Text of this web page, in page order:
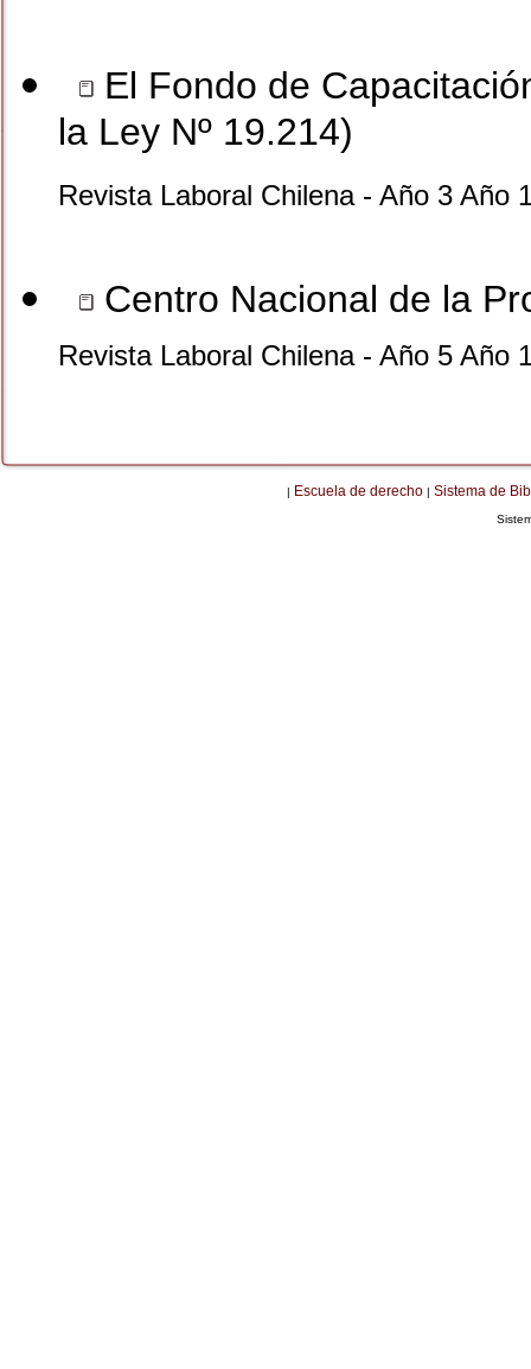
El Fondo de
la Ley Nº 19.214)
Revista Laboral Chilena - Año 3 Año
Centro Nacional de la
Revista Laboral Chilena - Año 5 Año
| Escuela de derecho | Sistema de